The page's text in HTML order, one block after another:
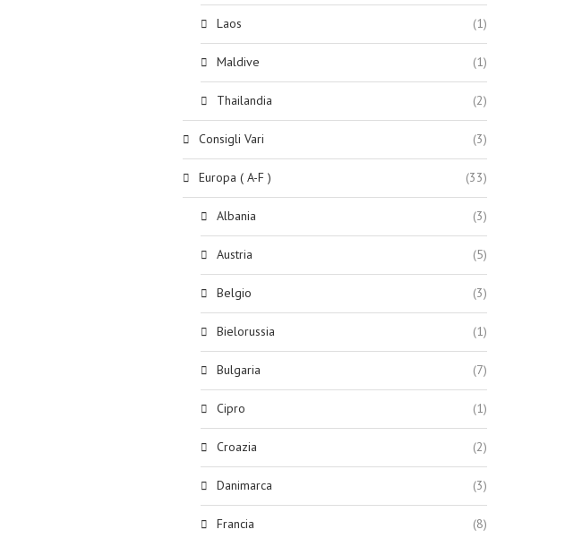
Laos (1)
Maldive (1)
Thailandia (2)
Consigli Vari (3)
Europa ( A-F ) (33)
Albania (3)
Austria (5)
Belgio (3)
Bielorussia (1)
Bulgaria (7)
Cipro (1)
Croazia (2)
Danimarca (3)
Francia (8)